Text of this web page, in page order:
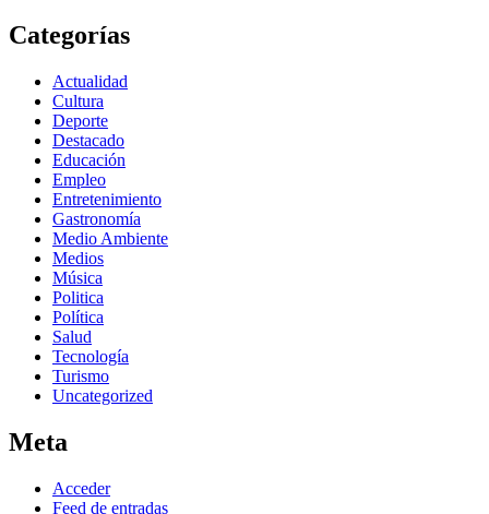
Categorías
Actualidad
Cultura
Deporte
Destacado
Educación
Empleo
Entretenimiento
Gastronomía
Medio Ambiente
Medios
Música
Politica
Política
Salud
Tecnología
Turismo
Uncategorized
Meta
Acceder
Feed de entradas